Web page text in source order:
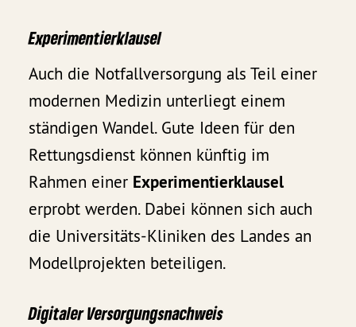
Experimentierklausel
Auch die Notfallversorgung als Teil einer
modernen Medizin unterliegt einem
ständigen Wandel. Gute Ideen für den
Rettungsdienst können künftig im
Rahmen einer Experimentierklausel
erprobt werden. Dabei können sich auch
die Universitäts-Kliniken des Landes an
Modellprojekten beteiligen.
Digitaler Versorgungsnachweis